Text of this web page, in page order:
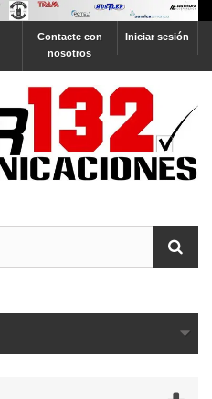
Iniciar sesión
Contacte con
nosotros